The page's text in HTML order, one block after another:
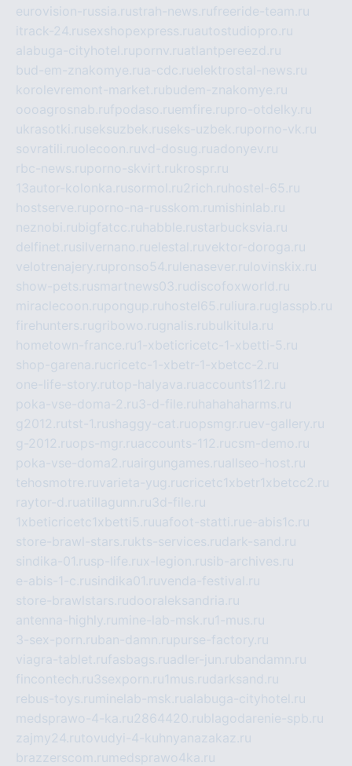
eurovision-russia.rustrah-news.rufreeride-team.ru
itrack-24.rusexshopexpress.ruautostudiopro.ru
alabuga-cityhotel.rupornv.ruatlantpereezd.ru
bud-em-znakomye.rua-cdc.ruelektrostal-news.ru
korolevremont-market.rubudem-znakomye.ru
oooagrosnab.rufpodaso.ruemfire.rupro-otdelky.ru
ukrasotki.ruseksuzbek.ruseks-uzbek.ruporno-vk.ru
sovratili.ruolecoon.ruvd-dosug.ruadonyev.ru
rbc-news.ruporno-skvirt.rukrospr.ru
13autor-kolonka.rusormol.ru2rich.ru hostel-65.ru
hostserve.ruporno-na-russkom.ru mishinlab.ru
neznobi.rubigfatcc.ru habble.rustarbucksvia.ru
delfinet.rusilvernano.ruelestal.ruvektor-doroga.ru
velotrenajery.rupronso54.ru lenasever.ru lovinskix.ru
show-pets.rusmartnews03.rudiscofoxworld.ru
miraclecoon.rupongup.ru hostel65.ru liura.ruglasspb.ru
firehunters.rugribowo.rugnalis.rubulkitula.ru
hometown-france.ru1-xbeticricetc-1-xbetti-5.ru
shop-garena.rucricetc-1-xbetr-1-xbetcc-2.ru
one-life-story.rutop-halyava.ruaccounts112.ru
poka-vse-doma-2.ru3-d-file.ru hahahaharms.ru
g2012.rutst-1.rushaggy-cat.ruopsmgr.ruev-gallery.ru
g-2012.ruops-mgr.ruaccounts-112.rucsm-demo.ru
poka-vse-doma2.ruairgungames.ruallseo-host.ru
tehosmotre.ruvarieta-yug.rucricetc1xbetr1xbetcc2.ru
raytor-d.ruatillagunn.ru3d-file.ru
1xbeticricetc1xbetti5.ruuafoot-statti.rue-abis1c.ru
store-brawl-stars.rukts-services.rudark-sand.ru
sindika-01.rusp-life.rux-legion.rusib-archives.ru
e-abis-1-c.rusindika01.ruvenda-festival.ru
store-brawlstars.rudooraleksandria.ru
antenna-highly.ru mine-lab-msk.ru1-mus.ru
3-sex-porn.ruban-damn.rupurse-factory.ru
viagra-tablet.rufasbags.ruadler-jun.rubandamn.ru
fincontech.ru3sexporn.ru1mus.rudarksand.ru
rebus-toys.ru minelab-msk.rualabuga-cityhotel.ru
medsprawo-4-ka.ru2864420.rublagodarenie-spb.ru
zajmy24.rutovudyi-4-kuhnyanazakaz.ru
brazzerscom.ru medsprawo4ka.ru